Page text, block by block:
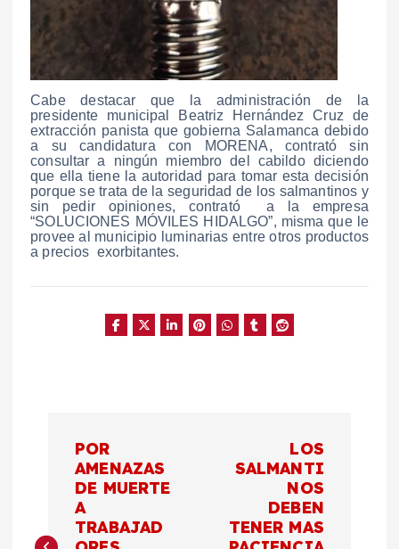
Cabe destacar que la administración de la
presidente municipal Beatriz Hernández Cruz de
extracción panista que gobierna Salamanca debido
a su candidatura con MORENA, contrató sin
consultar a ningún miembro del cabildo diciendo
que ella tiene la autoridad para tomar esta decisión
porque se trata de la seguridad de los salmantinos y
sin pedir opiniones, contrató a la empresa
“SOLUCIONES MÓVILES HIDALGO”, misma que le
provee al municipio luminarias entre otros productos
a precios exorbitantes.
POR
AMENAZAS
DE MUERTE
A
TRABAJAD
LOS
SALMANTI
NOS
DEBEN
TENER MAS